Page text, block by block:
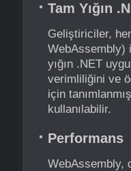
Tam Yığın
Geliştiriciler,
WebAssembly)
yığın .NET
verimliliğini ve
için
kullanılabilir.
Performans
WebAssembly,